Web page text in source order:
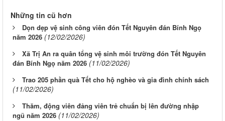
Những tin cũ hơn
Dọn dẹp vệ sinh công viên đón Tết Nguyên đán Bính Ngọ
năm 2026 (12/02/2026)
Xã Trị An ra quân tổng vệ sinh môi trường đón Tết Nguyên
đán Bính Ngọ năm 2026 (11/02/2026)
Trao 205 phần quà Tết cho hộ nghèo và gia đình chính sách
(11/02/2026)
Thăm, động viên đảng viên trẻ chuẩn bị lên đường nhập
ngũ năm 2026 (11/02/2026)